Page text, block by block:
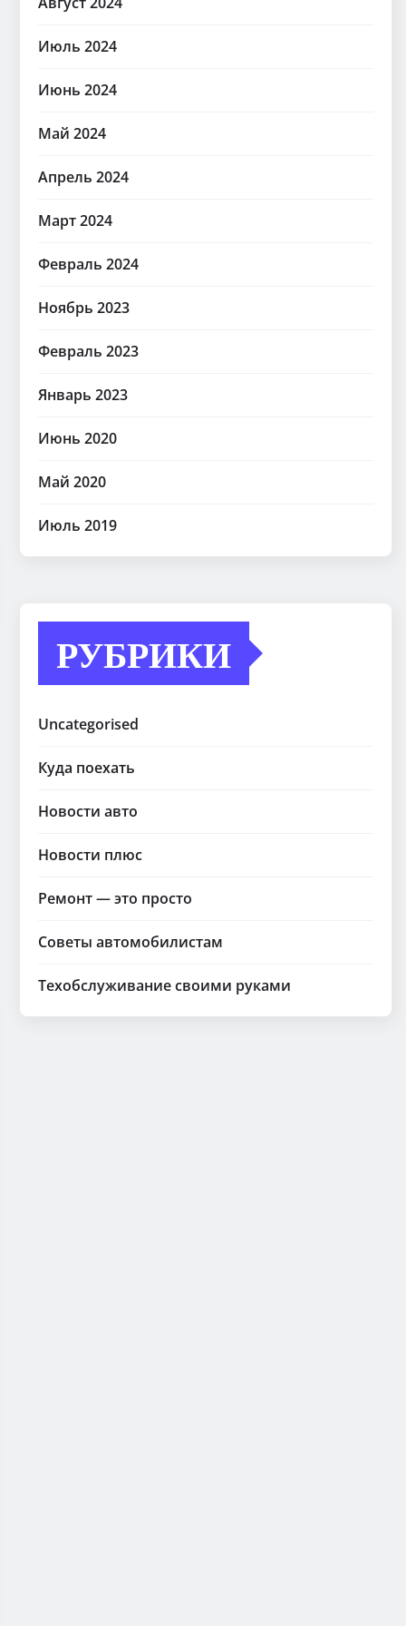
Июль 2024
Июнь 2024
Май 2024
Апрель 2024
Март 2024
Февраль 2024
Ноябрь 2023
Февраль 2023
Январь 2023
Июнь 2020
Май 2020
Июль 2019
РУБРИКИ
Uncategorised
Куда поехать
Новости авто
Новости плюс
Ремонт — это просто
Советы автомобилистам
Техобслуживание своими руками